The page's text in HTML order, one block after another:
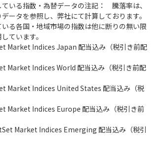
いる指数・為替データの注記： 騰落率は、
ータを参照し、弊社にて計算しております。
る各国・地域市場の指数は他に断りの無い限
ています。
Market Indices Japan 配当込み（税引き前配
Market Indices World 配当込み（税引き前配
Market Indices United States 配当込み（税
Market Indices Europe 配当込み（税引き前
Market Indices Emerging 配当込み（税引